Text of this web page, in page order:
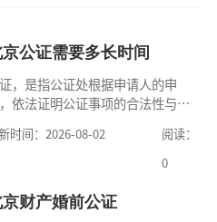
公证需要多长时间
，是指公证处根据申请人的申
依法证明公证事项的合法性与真
证事项的效力，固定证据，但是
多人不知道在北京办理公证需要多
办理公证的时候除了需要按照公
时间：2026-08-02
阅读：
0
财产婚前公证